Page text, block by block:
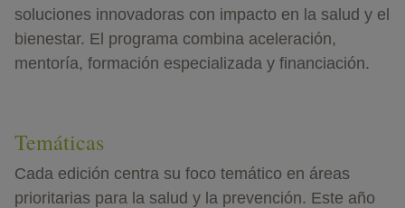
soluciones innovadoras con impacto en la salud y el
bienestar. El programa combina aceleración,
mentoría, formación especializada y financiación.
Temáticas
Cada edición centra su foco temático en áreas
prioritarias para la salud y la prevención. Este año